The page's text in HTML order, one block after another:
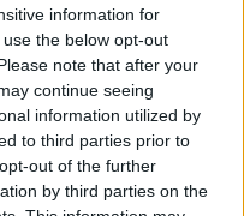
information for
the below opt-out
note that after your
continue seeing
information utilized by
to third parties prior to
out of the further
by third parties on the